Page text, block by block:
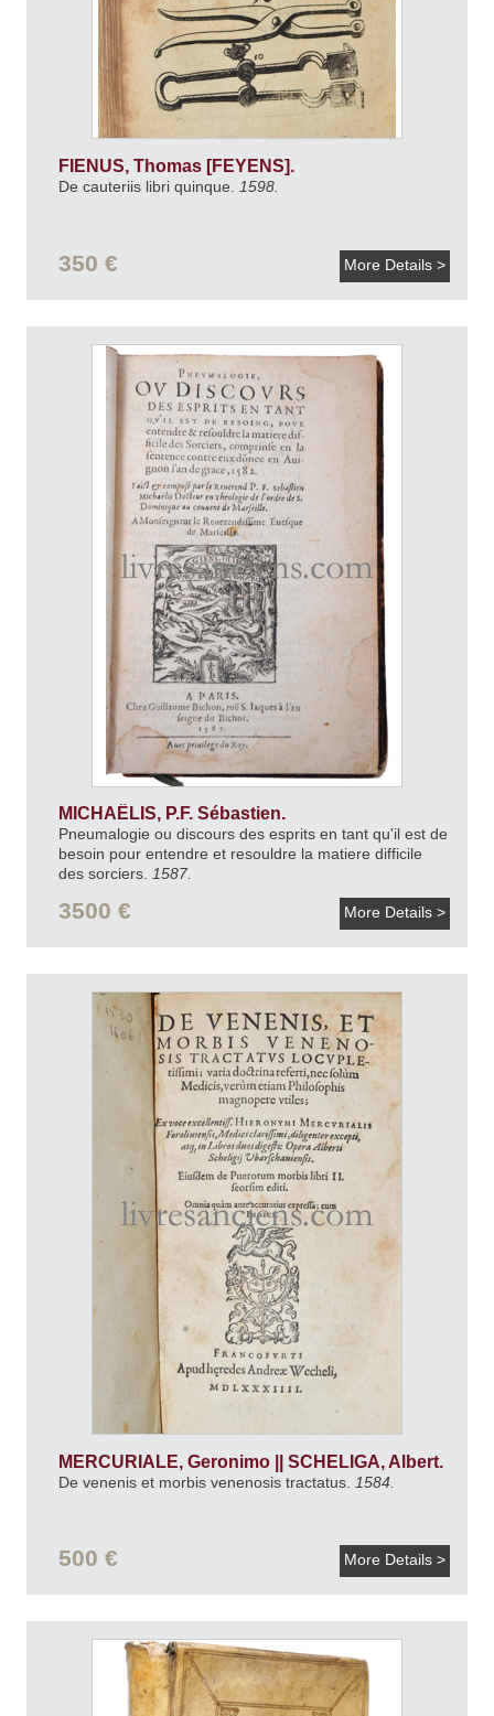
FIENUS, Thomas [FEYENS].
De cauteriis libri quinque. 1598.
350 € More Details >
MICHAËLIS, P.F. Sébastien.
Pneumalogie ou discours des esprits en tant qu'il est de
besoin pour entendre et resouldre la matiere difficile
des sorciers. 1587.
3500 € More Details >
MERCURIALE, Geronimo || SCHELIGA, Albert.
De venenis et morbis venenosis tractatus. 1584.
500 € More Details >